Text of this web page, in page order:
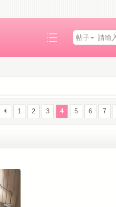
帖子
1 2 3 4 5 6 7